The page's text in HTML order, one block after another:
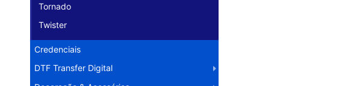
Tornado
Twister
Credenciais
DTF Transfer Digital